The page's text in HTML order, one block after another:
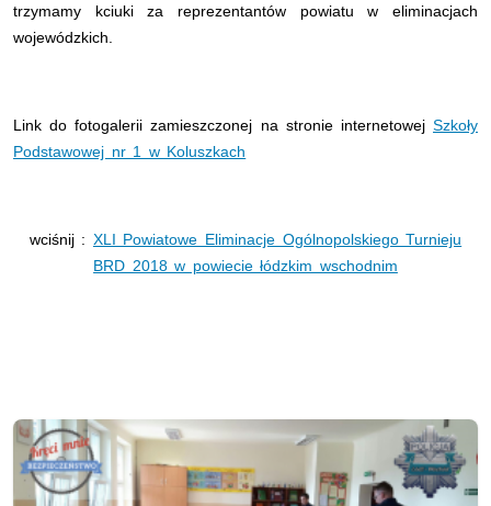
trzymamy kciuki za reprezentantów powiatu w eliminacjach
wojewódzkich.
Link do fotogalerii zamieszczonej na stronie internetowej Szkoły
Podstawowej nr 1 w Koluszkach
wciśnij : XLI Powiatowe Eliminacje Ogólnopolskiego Turnieju
BRD 2018 w powiecie łódzkim wschodnim